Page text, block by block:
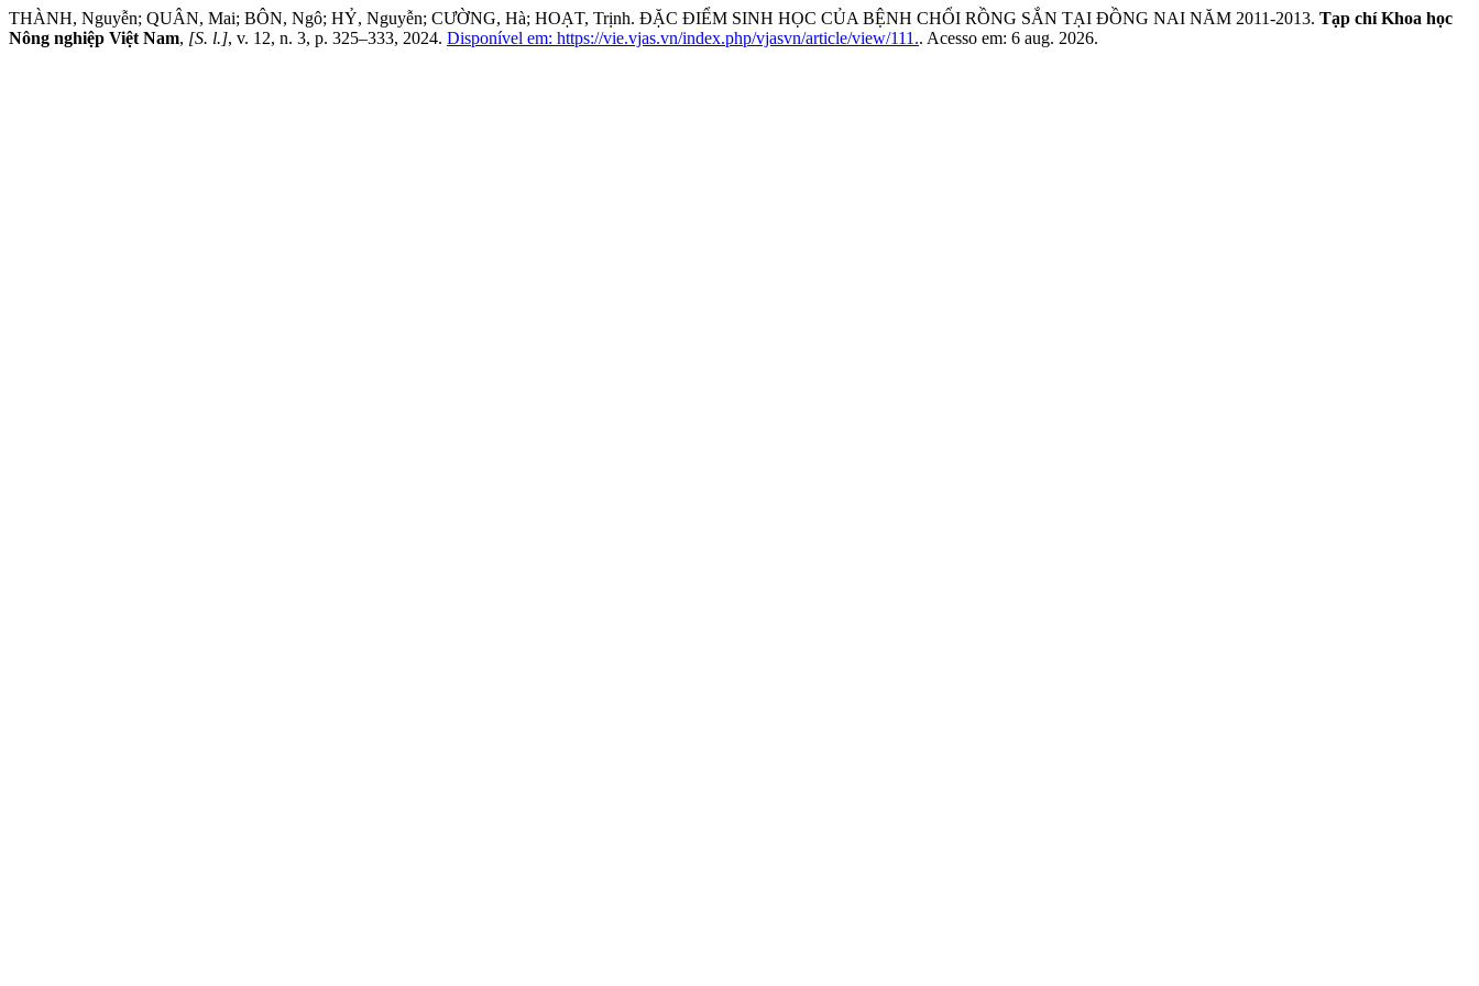
THÀNH, Nguyễn; QUÂN, Mai; BÔN, Ngô; HỶ, Nguyễn; CƯỜNG, Hà; HOẠT, Trịnh. ĐẶC ĐIỂM SINH HỌC CỦA BỆNH CHỔI RỒNG SẮN TẠI ĐỒNG NAI NĂM 2011-2013. Tạp chí Khoa học
Nông nghiệp Việt Nam, [S. l.], v. 12, n. 3, p. 325–333, 2024. Disponível em: https://vie.vjas.vn/index.php/vjasvn/article/view/111.. Acesso em: 6 aug. 2026.